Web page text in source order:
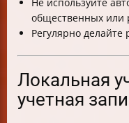
Не используйте
общественных или
Регулярно
Локальная
учетная